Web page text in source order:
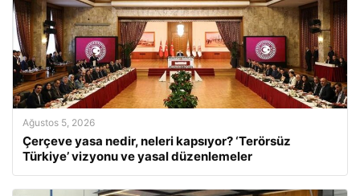
Ağustos 5, 2026
Çerçeve yasa nedir, neleri kapsıyor? ‘Terörsüz
Türkiye’ vizyonu ve yasal düzenlemeler